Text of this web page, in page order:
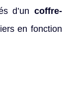
d’un coffre-
en fonction